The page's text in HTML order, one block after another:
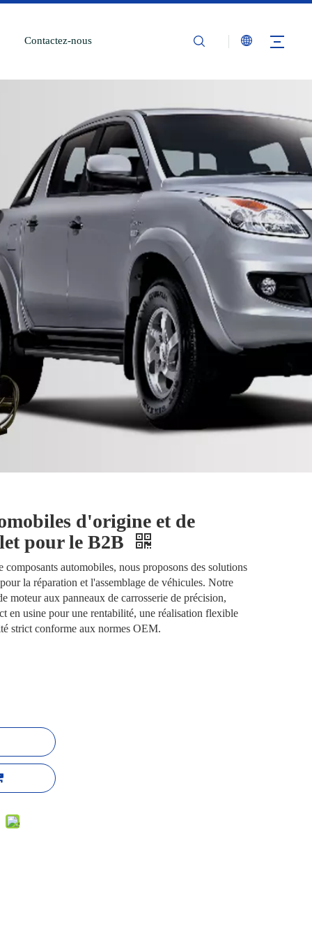
Contactez-nous
d'origine et de
pour le B2B
composants automobiles, nous proposons des solutions
la réparation et l'assemblage de véhicules. Notre
moteur aux panneaux de carrosserie de précision,
en usine pour une rentabilité, une réalisation flexible
strict conforme aux normes OEM.